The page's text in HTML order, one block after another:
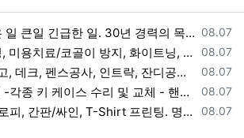
등록일
08.07
집수리에 관한 작은 일 큰일 긴급한 일. 30년 경력의 목수에게 맡겨 주
등록일
08.07
임플란트, 치아교정, 미용치료/코골이 방지, 화이트닝, 사랑니 발치. 직
등록일
08.07
지붕 공사 수리, 창고, 데크, 펜스공사, 인트락, 잔디공사, 나무 자르
등록일
08.07
스마트 키 / 일반 키 -각종 키 케이스 수리 및 교체 - 핸드폰 키(스
등록일
08.07
각종 인쇄, 상패/트로피, 간판/싸인, T-Shirt 프린팅. 명함, 전